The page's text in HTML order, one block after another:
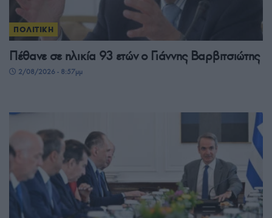
ΠΟΛΙΤΙΚΗ
Πέθανε σε ηλικία 93 ετών ο Γιάννης Βαρβιτσιώτης
2/08/2026 - 8:57μμ